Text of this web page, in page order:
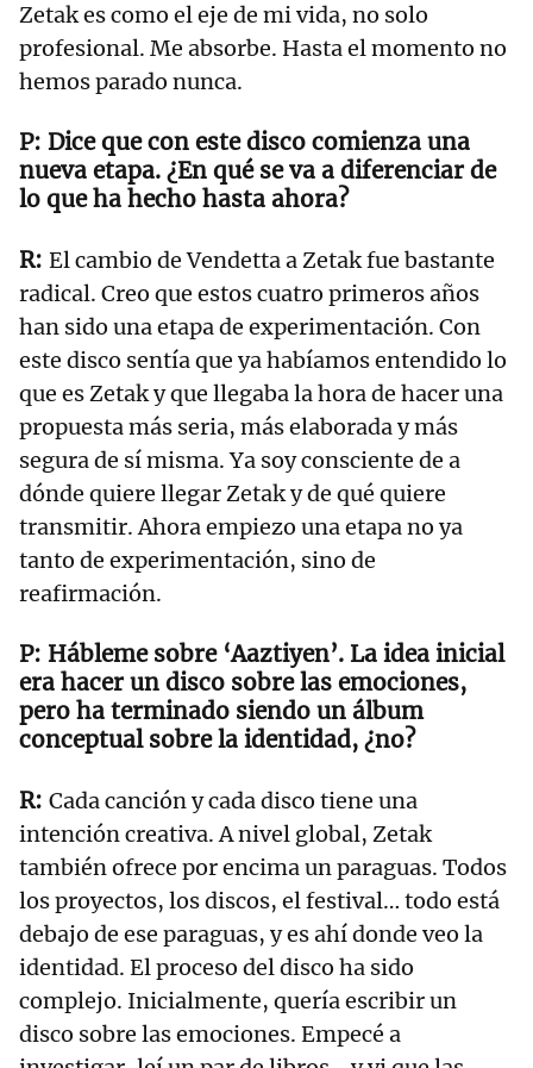
Zetak es como el eje de mi vida, no solo
profesional. Me absorbe. Hasta el momento no
hemos parado nunca.
Dice que con este disco comienza una
nueva etapa. ¿En qué se va a diferenciar de
lo que ha hecho hasta ahora?
El cambio de Vendetta a Zetak fue bastante
radical. Creo que estos cuatro primeros años
han sido una etapa de experimentación. Con
este disco sentía que ya habíamos entendido lo
que es Zetak y que llegaba la hora de hacer una
propuesta más seria, más elaborada y más
segura de sí misma. Ya soy consciente de a
dónde quiere llegar Zetak y de qué quiere
transmitir. Ahora empiezo una etapa no ya
tanto de experimentación, sino de
reafirmación.
Hábleme sobre ‘Aaztiyen’. La idea inicial
era hacer un disco sobre las emociones,
pero ha terminado siendo un álbum
conceptual sobre la identidad, ¿no?
Cada canción y cada disco tiene una
intención creativa. A nivel global, Zetak
también ofrece por encima un paraguas. Todos
los proyectos, los discos, el festival… todo está
debajo de ese paraguas, y es ahí donde veo la
identidad. El proceso del disco ha sido
complejo. Inicialmente, quería escribir un
disco sobre las emociones. Empecé a